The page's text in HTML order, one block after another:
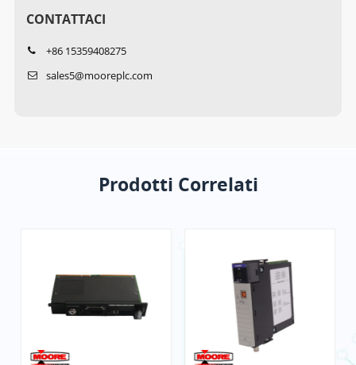
CONTATTACI
+86 15359408275
sales5@mooreplc.com
Prodotti Correlati